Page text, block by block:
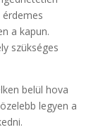
a kapun.
szükséges
belül hova
legyen a